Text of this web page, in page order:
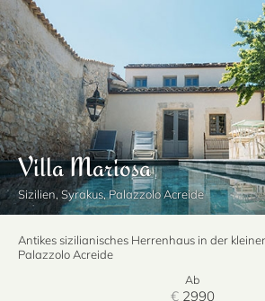
Villa Mariosa
Sizilien, Syrakus, Palazzolo Acreide
Antikes sizilianisches Herrenhaus in der
Palazzolo Acreide
Ab
€2990